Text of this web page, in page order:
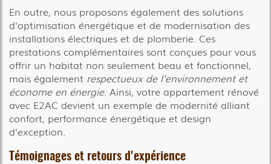
En outre, nous proposons également des solutions
d'optimisation énergétique et de modernisation des
installations électriques et de plomberie. Ces
prestations complémentaires sont conçues pour vous
offrir un habitat non seulement beau et fonctionnel,
mais également respectueux de l'environnement et
économe en énergie. Ainsi, votre appartement rénové
avec E2AC devient un exemple de modernité alliant
confort, performance énergétique et design
d'exception.
Témoignages et retours d'expérience